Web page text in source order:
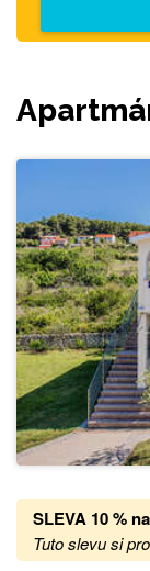
SLEVA 10 %
Tuto slevu si